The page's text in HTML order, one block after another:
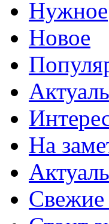
Нужное
Новое
На
Свежие